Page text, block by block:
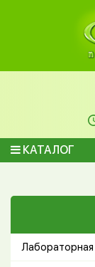
КАТАЛОГ
Лабораторная